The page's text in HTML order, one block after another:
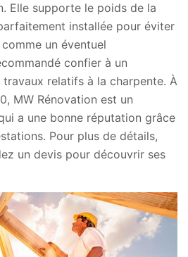
Elle supporte le poids de la
installée pour éviter
un éventuel
confier à un
relatifs à la charpente. À
MW Rénovation est un
a une bonne réputation grâce
Pour plus de détails,
un devis pour découvrir ses